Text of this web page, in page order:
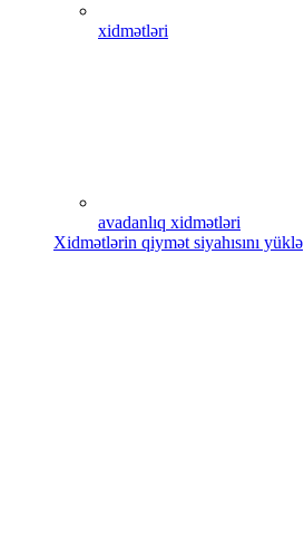
xidmətləri
avadanlıq xidmətləri
Xidmətlərin qiymət siyahısını yüklə